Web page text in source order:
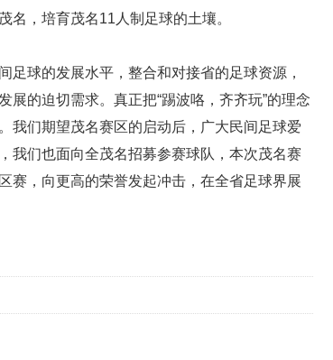
名，培育茂名11 人制足球的土壤。
足球的发展水平，整合和对接省的足球资源，
的迫切需求。真正把“踢波咯，齐齐玩”的理念
我们期望茂名赛区的启动后，广大民间足球爱
我们也面向全茂名招募参赛球队，本次茂名赛
赛，向更高的荣誉发起冲击，在全省足球界展